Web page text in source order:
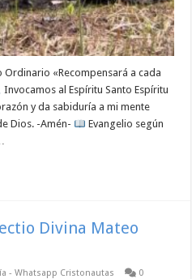
«Recompensará a cada
Invocamos al Espíritu Santo Espíritu
y da sabiduría a mi mente
Dios. -Amén-
Evangelio según
Divina Mateo
- Whatsapp Cristonautas 0